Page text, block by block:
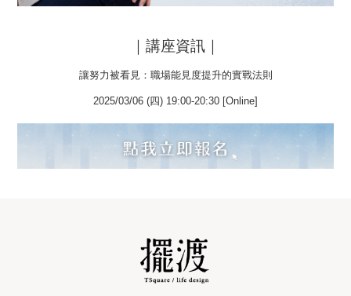
｜講座資訊｜
讓努力被看見：職場能見度提升的實戰法則
2025/03/06 (四) 19:00-20:30 [Online]